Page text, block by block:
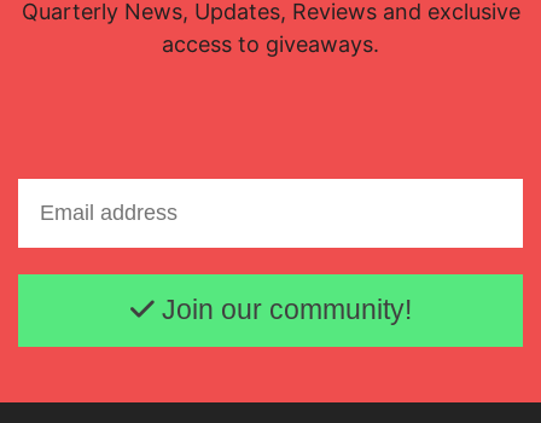
Quarterly News, Updates, Reviews and exclusive
access to giveaways.
Email address
Join our community!